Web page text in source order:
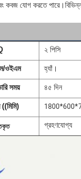
যোগ করতে পারে।বিভিন্ন
২ পিসি
ওইএম হ্যাঁ।
সময় ৪৫ দিন
গ্রহণযোগ্য